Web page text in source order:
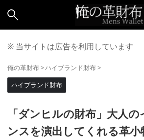
※ 当サイトは広告を利用しています
俺の革財布>ハイブランド財布>
ハイブランド財布
「ダンヒルの財布」大人
ンスを演出してくれる革小